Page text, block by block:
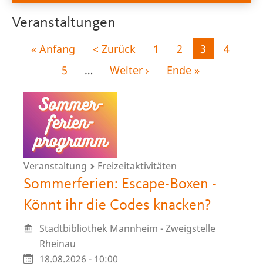
Veranstaltungen
Seitennummerierung
Erste
« Anfang
Vorherige
Seite
< Zurück Seite
1 Seite
2
Aktuelle
3 Seite
4
Seite
5 …
Nächste
Weiter ›
Letzte
Ende »
Veranstaltung Freizeitaktivitäten
Sommerferien: Escape-Boxen -
Könnt ihr die Codes knacken?
Stadtbibliothek Mannheim - Zweigstelle
Rheinau
18.08.2026 - 10:00